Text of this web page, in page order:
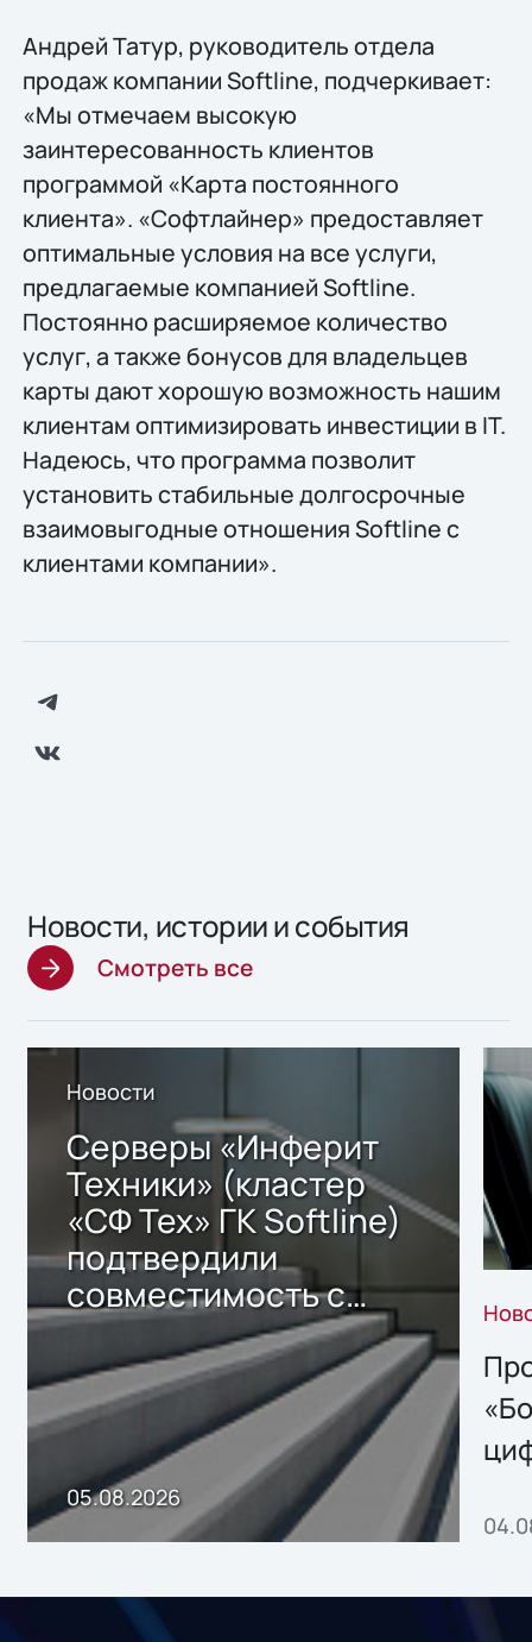
Андрей Татур, руководитель отдела
продаж компании Softline, подчеркивает:
«Мы отмечаем высокую
заинтересованность клиентов
программой «Карта постоянного
клиента». «Софтлайнер» предоставляет
оптимальные условия на все услуги,
предлагаемые компанией Softline.
Постоянно расширяемое количество
услуг, а также бонусов для владельцев
карты дают хорошую возможность нашим
клиентам оптимизировать инвестиции в IT.
Надеюсь, что программа позволит
установить стабильные долгосрочные
взаимовыгодные отношения Softline с
клиентами компании».
Новости, истории и события
Смотреть все
Новости
Серверы «Инферит
Техники» (кластер
«СФ Тех» ГК Softline)
подтвердили
совместимость с
решением Sharx
Storage 2.x для
хранения данных
05.08.2026